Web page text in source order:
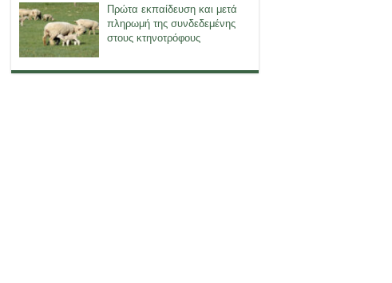
Πρώτα εκπαίδευση και μετά
πληρωμή της συνδεδεμένης
στους κτηνοτρόφους